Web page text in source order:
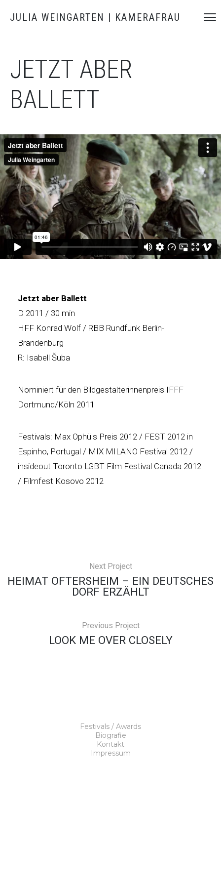
JULIA WEINGARTEN | KAMERAFRAU
JETZT ABER
BALLETT
Jetzt aber Ballett
D 2011 / 30 min
HFF Konrad Wolf / RBB Rundfunk Berlin-
Brandenburg
R: Isabell Šuba
Nominiert für den Bildgestalterinnenpreis IFFF
Dortmund/Köln 2011
Festivals: Max Ophüls Preis 2012 / FEST 2012 in
Espinho, Portugal / MIX MILANO Festival 2012 /
insideout Toronto LGBT Film Festival Canada 2012
/ Filmfest Kosovo 2012
Next Project
HEIMAT OFTERSHEIM – EIN DEUTSCHES
DORF ERZÄHLT
Previous Project
LOOK ME OVER CLOSELY
Festivals / Awards
Biografie
Kontakt
Impressum